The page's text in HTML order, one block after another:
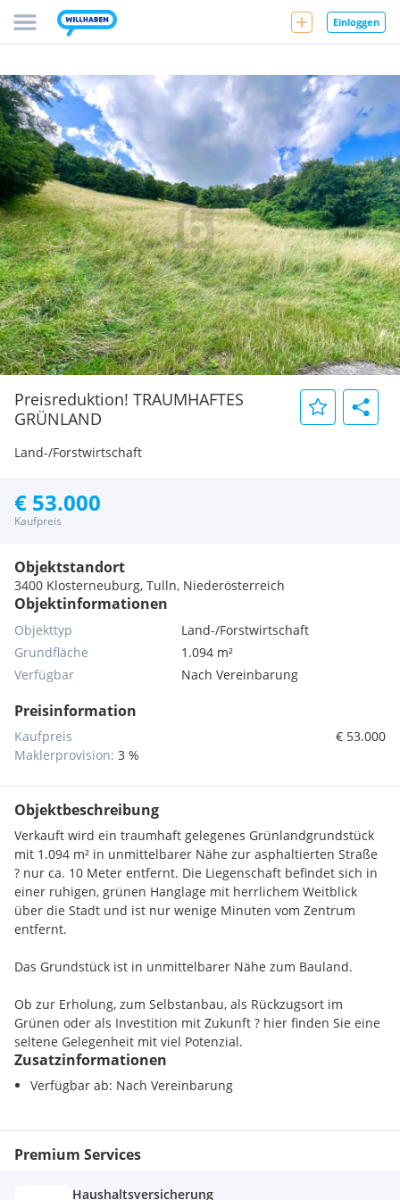
Einloggen
Preisreduktion! TRAUMHAFTES
GRÜNLAND
Land-/Forstwirtschaft
€ 53.000
Kaufpreis
Objektstandort
3400 Klosterneuburg, Tulln, Niederösterreich
Objektinformationen
Objekttyp
Land-/Forstwirtschaft
Grundfläche
1.094 m²
Verfügbar
Nach Vereinbarung
Preisinformation
Kaufpreis
€ 53.000
Maklerprovision: 3 %
Objektbeschreibung
Verkauft wird ein traumhaft gelegenes Grünlandgrundstück
mit 1.094 m² in unmittelbarer Nähe zur asphaltierten Straße
? nur ca. 10 Meter entfernt. Die Liegenschaft befindet sich in
einer ruhigen, grünen Hanglage mit herrlichem Weitblick
über die Stadt und ist nur wenige Minuten vom Zentrum
entfernt.
Das Grundstück ist in unmittelbarer Nähe zum Bauland.
Ob zur Erholung, zum Selbstanbau, als Rückzugsort im
Grünen oder als Investition mit Zukunft ? hier finden Sie eine
seltene Gelegenheit mit viel Potenzial.
Dieses BETTERHOMES-Angebot zeichnet sich durch folgende
Vorteile aus:
- unmittelbare Nähe zur Siedlungsgegend
- wenige Minuten vom Zentrum
Zusatzinformationen
Verfügbar ab: Nach Vereinbarung
Premium Services
Haushaltsversicherung